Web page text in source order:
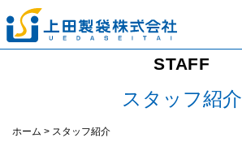
STAFF
スタッフ紹介
ホーム > スタッフ紹介